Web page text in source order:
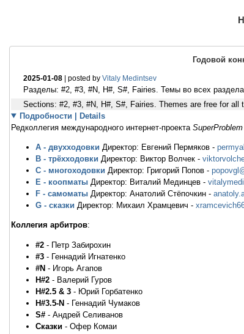
Годовой
2025-01-08 | posted by Vitaly Medintsev
Разделы: #2, #3, #N, H#, S#, Fairies. Темы во всех
Sections: #2, #3, #N, H#, S#, Fairies. Themes are free for all
Подробности | Details
Редколлегия международного интернет-проекта SuperProblem
A - двухходовки Директор: Евгений Пермяков -
B - трёхходовки Директор: Виктор Волчек -
C - многоходовки Директор: Григорий Попов -
E - коопматы Директор: Виталий Мединцев -
F - самоматы Директор: Анатолий Стёпочкин -
G - сказки Директор: Михаил Храмцевич -
Коллегия арбитров:
#2 - Петр Забирохин
#3 - Геннадий Игнатенко
#N - Игорь Агапов
H#2 - Валерий Гуров
H#2.5 & 3 - Юрий Горбатенко
H#3.5-N - Геннадий Чумаков
S# - Андрей Селиванов
Сказки - Офер Комаи